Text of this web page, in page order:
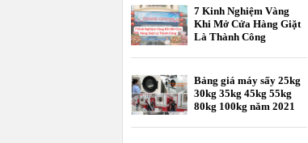
7 Kinh Nghiệm Vàng
Khi Mở Cửa Hàng Giặt
Là Thành Công
Bảng giá máy sấy 25kg
30kg 35kg 45kg 55kg
80kg 100kg năm 2021